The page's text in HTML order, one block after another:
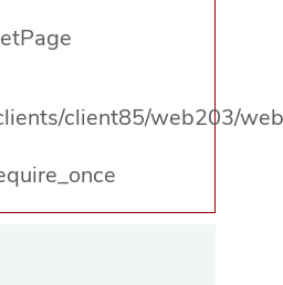
client85/web203/